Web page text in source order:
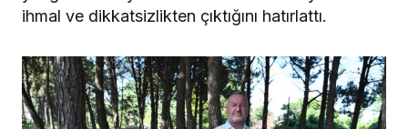
ihmal ve dikkatsizlikten çıktığını hatırlattı.